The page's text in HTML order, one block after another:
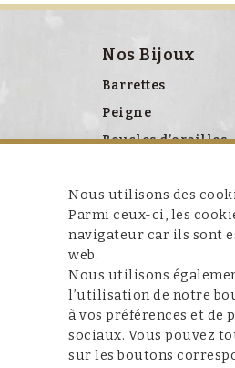
Nos Bijoux
Barrettes
Peigne
Boucles d’oreilles
Broches
Colliers
Ceinture
Miroir
Nous utilisons des
Parmi ceux-ci, les
navigateur car ils sont
web.
Nous utilisons
l’utilisation de notre
à vos préférences et
sociaux. Vous pouvez
sur les boutons